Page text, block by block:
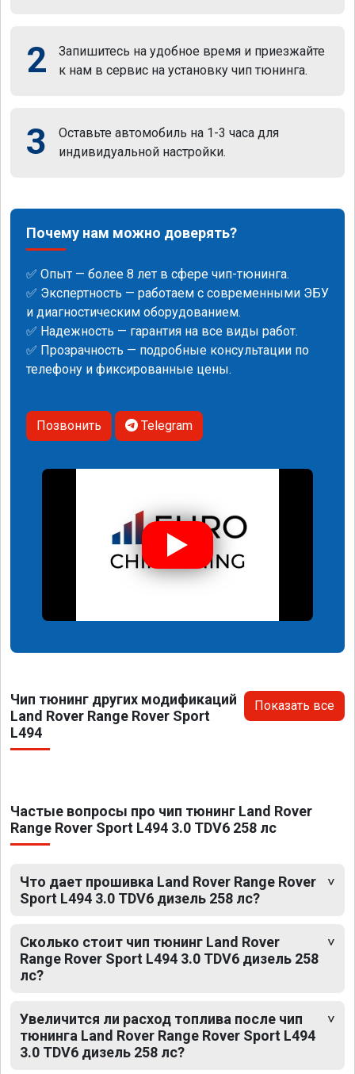
2
Запишитесь на удобное время и приезжайте
к нам в сервис на установку чип тюнинга.
3
Оставьте автомобиль на 1-3 часа для
индивидуальной настройки.
Почему нам можно доверять?
✅ Опыт — более 8 лет в сфере чип-тюнинга.
✅ Экспертность — работаем с современными ЭБУ
и диагностическим оборудованием.
✅ Надежность — гарантия на все виды работ.
✅ Прозрачность — подробные консультации по
телефону и фиксированные цены.
Позвонить Telegram
Чип тюнинг других модификаций
Land Rover Range Rover Sport
L494
Показать все
Частые вопросы про чип тюнинг Land Rover
Range Rover Sport L494 3.0 TDV6 258 лс
Что дает прошивка Land Rover Range Rover
Sport L494 3.0 TDV6 дизель 258 лс?
Сколько стоит чип тюнинг Land Rover
Range Rover Sport L494 3.0 TDV6 дизель 258
лс?
Увеличится ли расход топлива после чип
тюнинга Land Rover Range Rover Sport L494
3.0 TDV6 дизель 258 лс?